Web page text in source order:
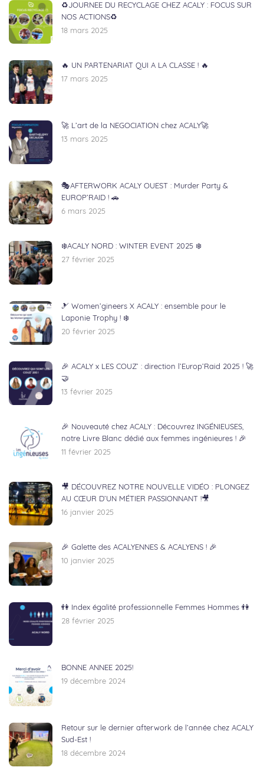
♻️JOURNEE DU RECYCLAGE CHEZ ACALY : FOCUS SUR
NOS ACTIONS♻️
18 mars 2025
🔥 UN PARTENARIAT QUI A LA CLASSE ! 🔥
17 mars 2025
🚀 L’art de la NEGOCIATION chez ACALY🚀
13 mars 2025
🎭AFTERWORK ACALY OUEST : Murder Party &
EUROP’RAID ! 🚗
6 mars 2025
❄️ACALY NORD : WINTER EVENT 2025 ❄️
27 février 2025
🎿 Women’gineers X ACALY : ensemble pour le
Laponie Trophy ! ❄️
20 février 2025
🎉 ACALY x LES COUZ’ : direction l’Europ’Raid 2025 ! 🚀
🤝
13 février 2025
🎉 Nouveauté chez ACALY : Découvrez INGÉNIEUSES,
notre Livre Blanc dédié aux femmes ingénieures ! 🎉
11 février 2025
🎥 DÉCOUVREZ NOTRE NOUVELLE VIDÉO : PLONGEZ
AU CŒUR D’UN MÉTIER PASSIONNANT !🎥
16 janvier 2025
🎉 Galette des ACALYENNES & ACALYENS ! 🎉
10 janvier 2025
👫 Index égalité professionnelle Femmes Hommes 👫
28 février 2025
BONNE ANNEE 2025!
19 décembre 2024
Retour sur le dernier afterwork de l’année chez ACALY
Sud-Est !
18 décembre 2024